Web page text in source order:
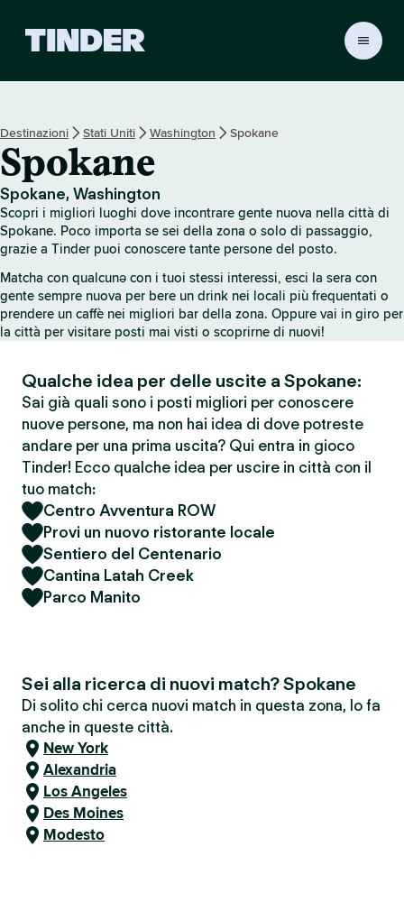
i
T
i
n
d
e
r
Destinazioni Stati Uniti Washington Spokane
Spokane
Spokane, Washington
Scopri i migliori luoghi dove incontrare gente nuova nella città di
Spokane. Poco importa se sei della zona o solo di passaggio,
grazie a Tinder puoi conoscere tante persone del posto.
Matcha con qualcunə con i tuoi stessi interessi, esci la sera con
gente sempre nuova per bere un drink nei locali più frequentati o
prendere un caffè nei migliori bar della zona. Oppure vai in giro per
la città per visitare posti mai visti o scoprirne di nuovi!
Qualche idea per delle uscite a Spokane:
Sai già quali sono i posti migliori per conoscere
nuove persone, ma non hai idea di dove potreste
andare per una prima uscita? Qui entra in gioco
Tinder! Ecco qualche idea per uscire in città con il
tuo match:
Centro Avventura ROW
Provi un nuovo ristorante locale
Sentiero del Centenario
Cantina Latah Creek
Parco Manito
Sei alla ricerca di nuovi match? Spokane
Di solito chi cerca nuovi match in questa zona, lo fa
anche in queste città.
New York
Alexandria
Los Angeles
Des Moines
Modesto